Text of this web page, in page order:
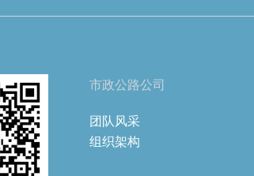
市政公路公司
团队风采
组织架构